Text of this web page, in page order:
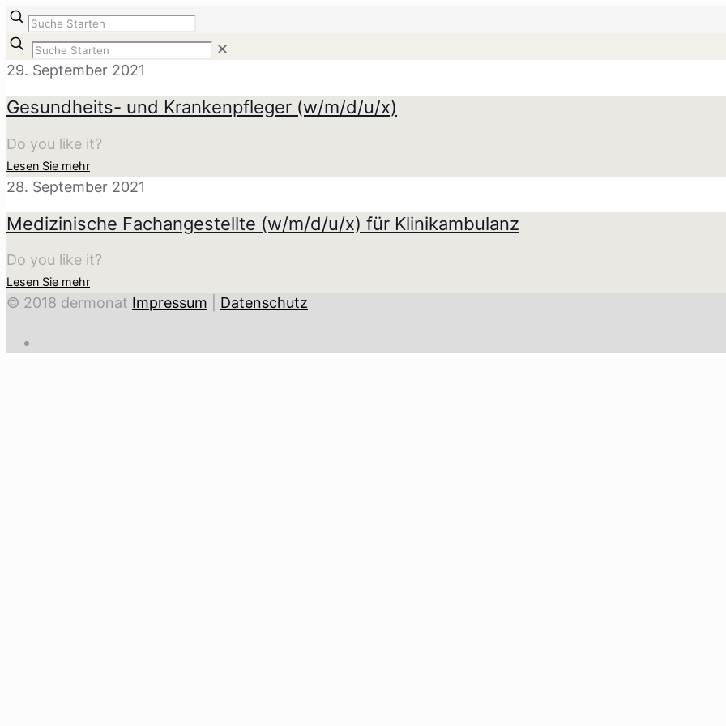
✕
29. September 2021
Gesundheits- und Krankenpfleger (w/m/d/u/x)
Do you like it?
Lesen Sie mehr
28. September 2021
Medizinische Fachangestellte (w/m/d/u/x) für Klinikambulanz
Do you like it?
Lesen Sie mehr
© 2018 dermonat Impressum Datenschutz